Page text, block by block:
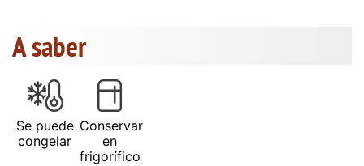
A saber
Se puede
congelar
Conservar
en
frigorífico